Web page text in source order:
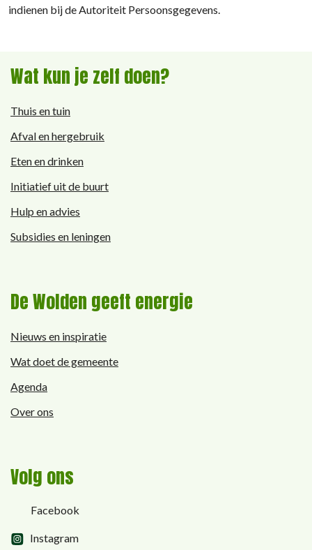
indienen bij de Autoriteit Persoonsgegevens.
Wat kun je zelf doen?
Thuis en tuin
Afval en hergebruik
Eten en drinken
Initiatief uit de buurt
Hulp en advies
Subsidies en leningen
De Wolden geeft energie
Nieuws en inspiratie
Wat doet de gemeente
Agenda
Over ons
Volg ons
Facebook
Instagram